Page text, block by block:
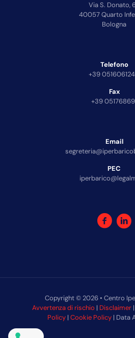
Via S. Donato,
40057 Quarto
Bologna
Telefono
+39
Fax
+39
Email
PEC
Copyright © 2026 • Centro
Avvertenza di rischio | Disclaimer|
Policy | Cookie Policy | Data